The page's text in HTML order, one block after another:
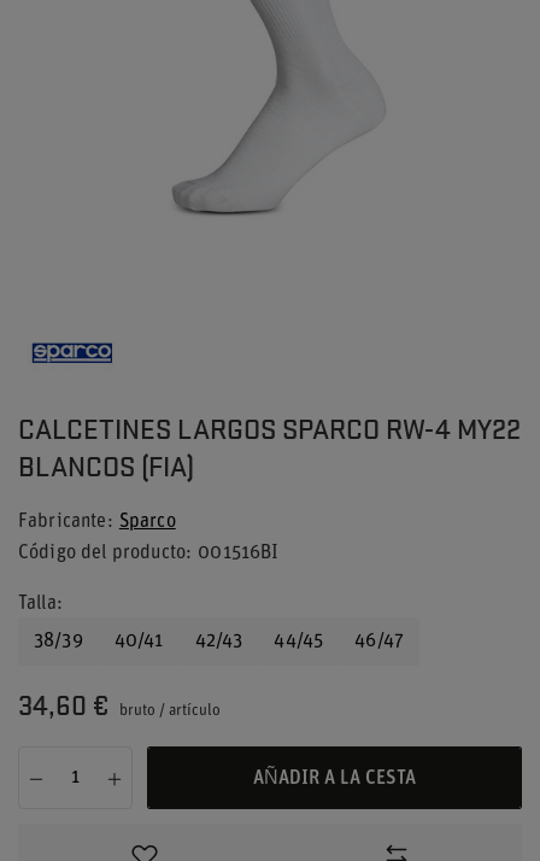
CALCETINES LARGOS SPARCO RW-4 MY22
BLANCOS (FIA)
Fabricante
Sparco
Código del producto
001516BI
Talla
38/39
40/41 42/43 44/45 46/47
34,60 € bruto / artículo
AÑADIR A LA CESTA